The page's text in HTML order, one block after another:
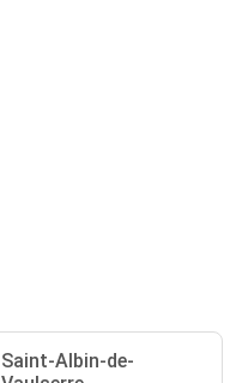
Saint-Albin-de-